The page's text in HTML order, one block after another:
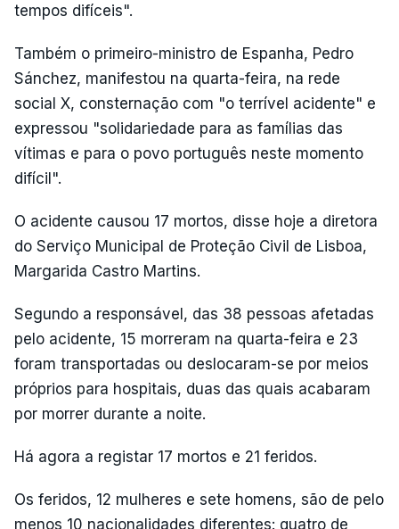
tempos difíceis".
Também o primeiro-ministro de Espanha, Pedro
Sánchez, manifestou na quarta-feira, na rede
social X, consternação com "o terrível acidente" e
expressou "solidariedade para as famílias das
vítimas e para o povo português neste momento
difícil".
O acidente causou 17 mortos, disse hoje a diretora
do Serviço Municipal de Proteção Civil de Lisboa,
Margarida Castro Martins.
Segundo a responsável, das 38 pessoas afetadas
pelo acidente, 15 morreram na quarta-feira e 23
foram transportadas ou deslocaram-se por meios
próprios para hospitais, duas das quais acabaram
por morrer durante a noite.
Há agora a registar 17 mortos e 21 feridos.
Os feridos, 12 mulheres e sete homens, são de pelo
menos 10 nacionalidades diferentes: quatro de